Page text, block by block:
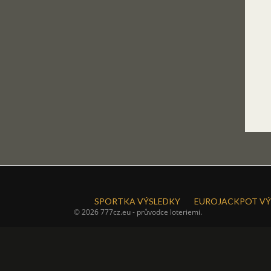
SPORTKA VÝSLEDKY EUROJACKPOT
© 2026 777cz.eu - průvodce loteriemi.